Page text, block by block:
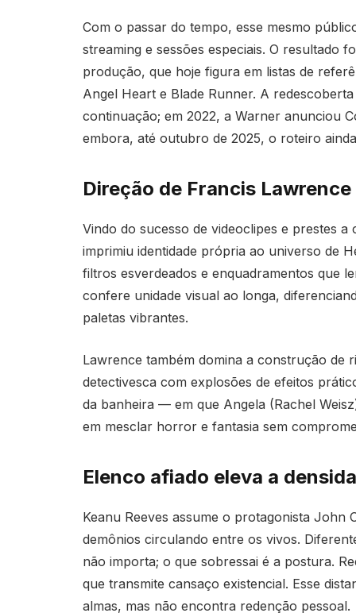
Com o passar do tempo, esse mesmo
streaming e sessões especiais. O resultado
produção, que hoje figura em listas de
Angel Heart e Blade Runner. A
continuação; em 2022, a Warner anunciou
embora, até outubro de 2025, o roteiro
Direção de Francis
Vindo do sucesso de videoclipes e prestes
imprimiu identidade própria ao universo de
filtros esverdeados e enquadramentos que
confere unidade visual ao longa,
paletas vibrantes.
Lawrence também domina a construção de
detectivesca com explosões de efeitos
da banheira — em que Angela (Rachel
em mesclar horror e fantasia sem
Elenco afiado eleva a
Keanu Reeves assume o protagonista John
demônios circulando entre os vivos.
não importa; o que sobressai é a postura.
que transmite cansaço existencial. Esse
almas, mas não encontra redenção pessoal.